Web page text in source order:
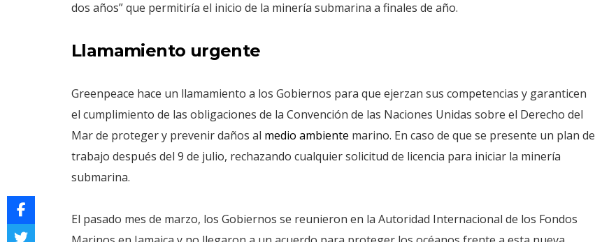
dos años” que permitiría el inicio de la minería submarina a finales de año.
Llamamiento urgente
Greenpeace hace un llamamiento a los Gobiernos para que ejerzan sus competencias y garanticen
el cumplimiento de las obligaciones de la Convención de las Naciones Unidas sobre el Derecho del
Mar de proteger y prevenir daños al medio ambiente marino. En caso de que se presente un plan de
trabajo después del 9 de julio, rechazando cualquier solicitud de licencia para iniciar la minería
submarina.
El pasado mes de marzo, los Gobiernos se reunieron en la Autoridad Internacional de los Fondos